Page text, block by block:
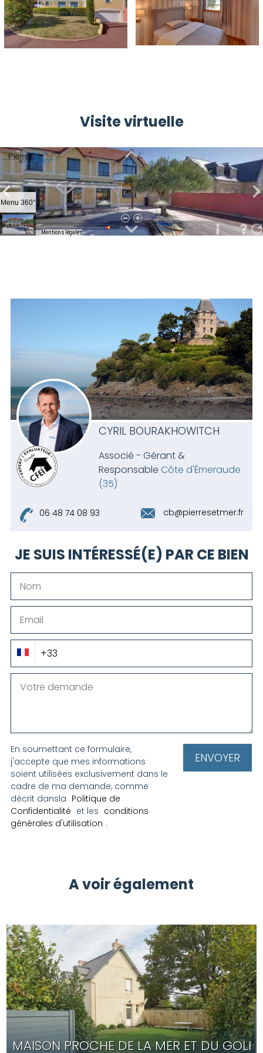
Visite virtuelle
CYRIL BOURAKHOWITCH
Associé - Gérant &
Responsable Côte d'Émeraude
(35)
06 48 74 08 93 cb@pierresetmer.fr
JE SUIS INTÉRESSÉ(E) PAR CE BIEN
En soumettant ce formulaire,
j'accepte que mes informations
soient utilisées exclusivement dans le
cadre de ma demande, comme
décrit dansla Politique de
Confidentialité et les conditions
générales d'utilisation .
A voir également
MAISON PROCHE DE LA MER ET DU GOLF